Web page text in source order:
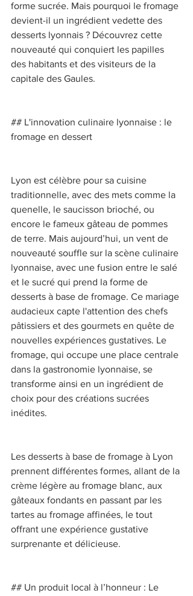
forme sucrée. Mais pourquoi le fromage
devient-il un ingrédient vedette des
desserts lyonnais ? Découvrez cette
nouveauté qui conquiert les papilles
des habitants et des visiteurs de la
capitale des Gaules.
## L'innovation culinaire lyonnaise : le
fromage en dessert
Lyon est célèbre pour sa cuisine
traditionnelle, avec des mets comme la
quenelle, le saucisson brioché, ou
encore le fameux gâteau de pommes
de terre. Mais aujourd’hui, un vent de
nouveauté souffle sur la scène culinaire
lyonnaise, avec une fusion entre le salé
et le sucré qui prend la forme de
desserts à base de fromage. Ce mariage
audacieux capte l'attention des chefs
pâtissiers et des gourmets en quête de
nouvelles expériences gustatives. Le
fromage, qui occupe une place centrale
dans la gastronomie lyonnaise, se
transforme ainsi en un ingrédient de
choix pour des créations sucrées
inédites.
Les desserts à base de fromage à Lyon
prennent différentes formes, allant de la
crème légère au fromage blanc, aux
gâteaux fondants en passant par les
tartes au fromage affinées, le tout
offrant une expérience gustative
surprenante et délicieuse.
## Un produit local à l’honneur : Le